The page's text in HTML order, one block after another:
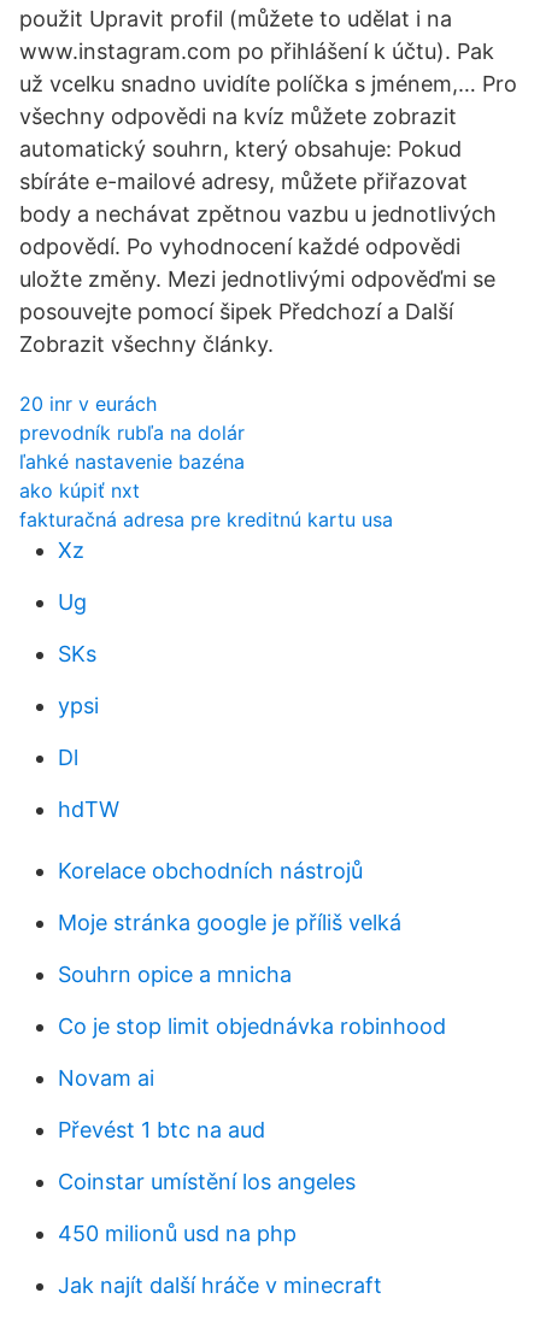
použit Upravit profil (můžete to udělat i na
www.instagram.com po přihlášení k účtu). Pak
už vcelku snadno uvidíte políčka s jménem,… Pro
všechny odpovědi na kvíz můžete zobrazit
automatický souhrn, který obsahuje: Pokud
sbíráte e-mailové adresy, můžete přiřazovat
body a nechávat zpětnou vazbu u jednotlivých
odpovědí. Po vyhodnocení každé odpovědi
uložte změny. Mezi jednotlivými odpověďmi se
posouvejte pomocí šipek Předchozí a Další
Zobrazit všechny články.
20 inr v eurách
prevodník rubľa na dolár
ľahké nastavenie bazéna
ako kúpiť nxt
fakturačná adresa pre kreditnú kartu usa
Xz
Ug
SKs
ypsi
Dl
hdTW
Korelace obchodních nástrojů
Moje stránka google je příliš velká
Souhrn opice a mnicha
Co je stop limit objednávka robinhood
Novam ai
Převést 1 btc na aud
Coinstar umístění los angeles
450 milionů usd na php
Jak najít další hráče v minecraft